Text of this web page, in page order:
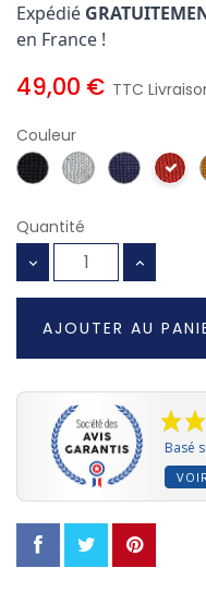
Expédié
en France !
49,00 € TTC
Couleur
Quantité
AJOUTER AU
Basé